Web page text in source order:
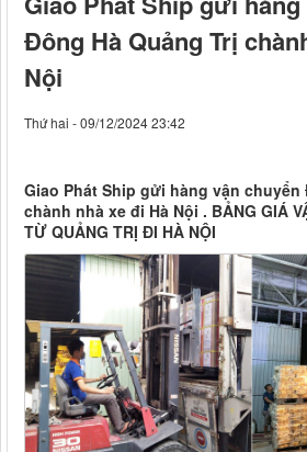
Đông Hà Quảng Trị
Nội
Thứ hai - 09/12/2024 23:42
Giao Phát Ship gửi hàng vận chuyển
chành nhà xe đi Hà Nội . BẢNG GIÁ
TỪ QUẢNG TRỊ ĐI HÀ NỘI